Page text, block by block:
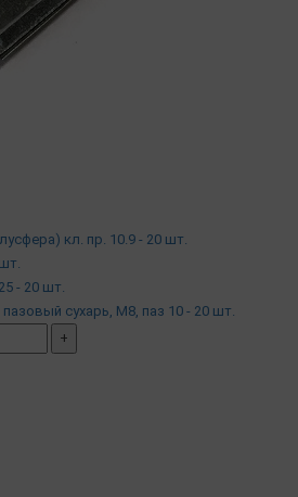
кл. пр. 10.9 - 20 шт.
- 20 шт.
сухарь, М8, паз 10 - 20 шт.
+